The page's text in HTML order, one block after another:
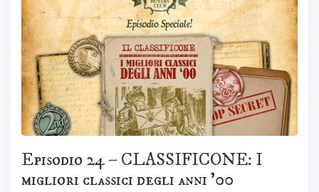
Episodio 24 – CLASSIFICONE: I
migliori classici degli anni ’00